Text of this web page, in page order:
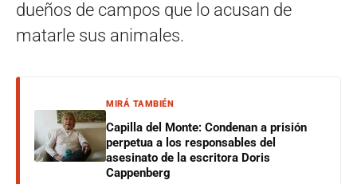
dueños de campos que lo acusan de
matarle sus animales.
MIRÁ TAMBIÉN
Capilla del Monte: Condenan a prisión
perpetua a los responsables del
asesinato de la escritora Doris
Cappenberg